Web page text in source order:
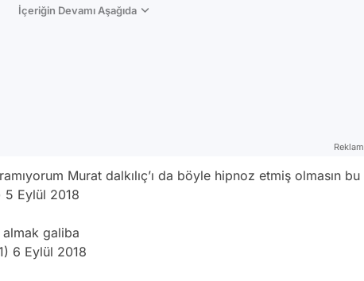
İçeriğin Devamı Aşağıda
Reklam
Murat dalkılıç’ı da böyle hipnoz etmiş olmasın bu
5 Eylül 2018
almak galiba
6 Eylül 2018